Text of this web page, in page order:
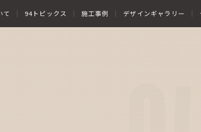
て 94トピックス 施工事例 デザインギャラリー